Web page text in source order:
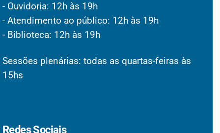
- Ouvidoria: 12h às 19h
- Atendimento ao público: 12h às 19h
- Biblioteca: 12h às 19h
Sessões plenárias: todas as quartas-feiras às
15hs
Redes Sociais